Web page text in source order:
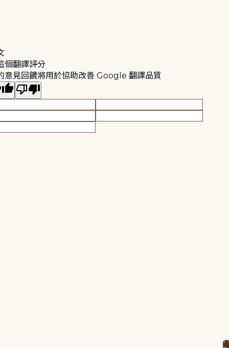
個翻譯評分
意見回饋將用於協助改善 Google 翻譯品質